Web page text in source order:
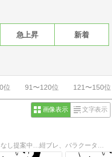
急上昇 新着
位 91〜120位 121〜150位
画像表示 文字表示